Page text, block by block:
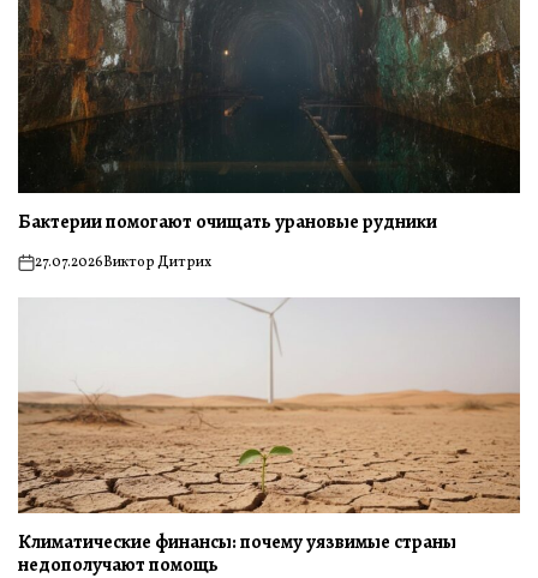
Бактерии помогают очищать урановые рудники
on27.07.2026Виктор Дитрих
Климатические финансы: почему уязвимые страны
недополучают помощь